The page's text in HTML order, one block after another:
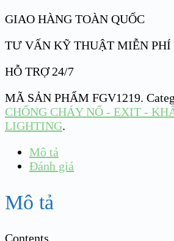
GIAO HÀNG TOÀN QUỐC
TƯ VẤN KỸ THUẬT MIỄN PHÍ
HỖ TRỢ 24/7
MÃ SẢN PHẨM FGV1219.
CHỐNG CHÁY NỔ - EXIT -
LIGHTING.
Mô tả
Đánh giá
Mô tả
Contents